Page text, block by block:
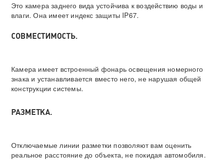
Это камера заднего вида устойчива к воздействию воды и
влаги. Она имеет индекс защиты IP67.
СОВМЕСТИМОСТЬ.
Камера имеет встроенный фонарь освещения номерного
знака и устанавливается вместо него, не нарушая общей
конструкции системы.
РАЗМЕТКА.
Отключаемые линии разметки позволяют вам оценить
реальное расстояние до объекта, не покидая автомобиля.